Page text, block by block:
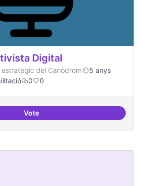
Digital
del Canòdrom
5 anys
0 0
VoteMoviment Activista Digital